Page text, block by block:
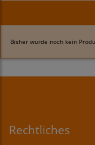
Bisher wurde noch kein
Rechtliches